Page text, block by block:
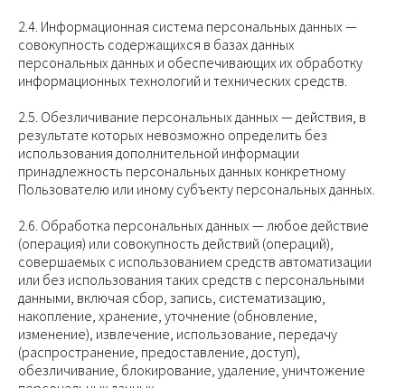
2.4. Информационная система персональных данных —
совокупность содержащихся в базах данных
персональных данных и обеспечивающих их обработку
информационных технологий и технических средств.
2.5. Обезличивание персональных данных — действия, в
результате которых невозможно определить без
использования дополнительной информации
принадлежность персональных данных конкретному
Пользователю или иному субъекту персональных данных.
2.6. Обработка персональных данных — любое действие
(операция) или совокупность действий (операций),
совершаемых с использованием средств автоматизации
или без использования таких средств с персональными
данными, включая сбор, запись, систематизацию,
накопление, хранение, уточнение (обновление,
изменение), извлечение, использование, передачу
(распространение, предоставление, доступ),
обезличивание, блокирование, удаление, уничтожение